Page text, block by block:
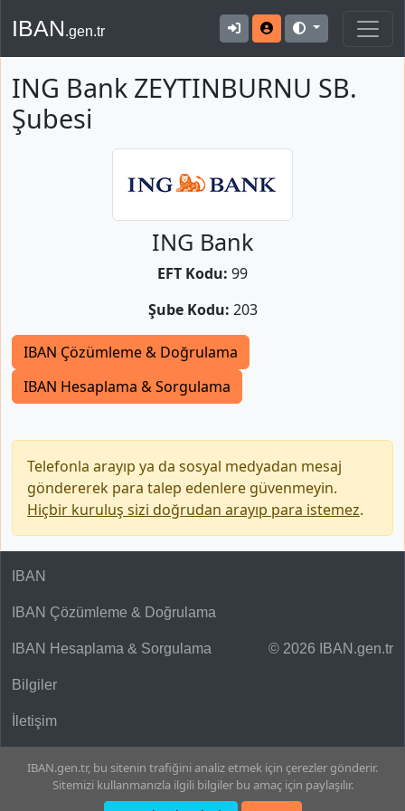
IBAN.gen.tr
ING Bank ZEYTINBURNU SB.
Şubesi
ING Bank
EFT Kodu: 99
Şube Kodu: 203
IBAN Çözümleme & Doğrulama
IBAN Hesaplama & Sorgulama
Telefonla arayıp ya da sosyal medyadan mesaj
göndererek para talep edenlere güvenmeyin.
Hiçbir kuruluş sizi doğrudan arayıp para istemez.
© 2026 IBAN.gen.tr
IBAN
IBAN Çözümleme & Doğrulama
IBAN Hesaplama & Sorgulama
Bilgiler
İletişim
IBAN.gen.tr, bu sitenin trafiğini analiz etmek için çerezler gönderir.
Sitemizi kullanmanızla ilgili bilgiler bu amaç için paylaşılır.